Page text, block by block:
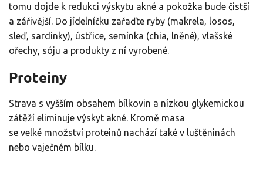
tomu dojde k redukci výskytu akné a pokožka bude čistší
a zářivější. Do jídelníčku zařaďte ryby (makrela, losos,
sleď, sardinky), ústřice, semínka (chia, lněné), vlašské
ořechy, sóju a produkty z ní vyrobené.
Proteiny
Strava s vyšším obsahem bílkovin a nízkou glykemickou
zátěží eliminuje výskyt akné. Kromě masa
se velké množství proteinů nachází také v luštěninách
nebo vaječném bílku.